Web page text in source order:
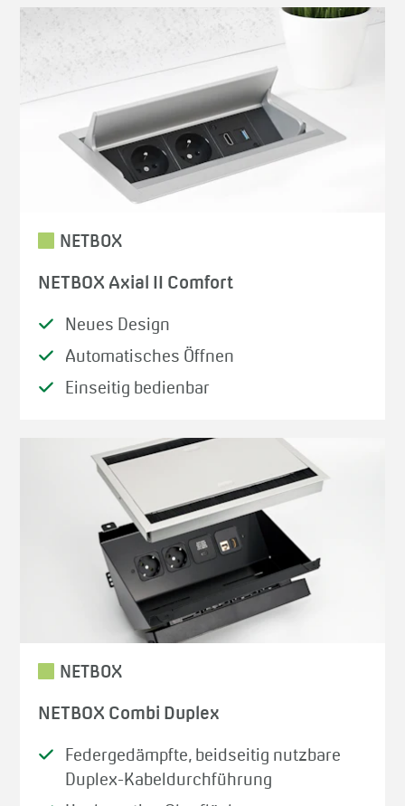
NETBOX
NETBOX Axial II Comfort
Neues Design
Automatisches Öffnen
Einseitig bedienbar
NETBOX
NETBOX Combi Duplex
Federgedämpfte, beidseitig nutzbare
Duplex-Kabeldurchführung